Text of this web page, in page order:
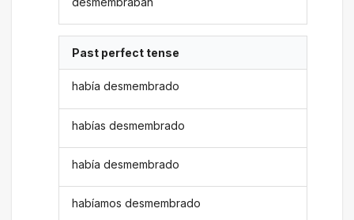
Past perfect tense
había desmembrado
habías desmembrado
había desmembrado
habíamos desmembrado